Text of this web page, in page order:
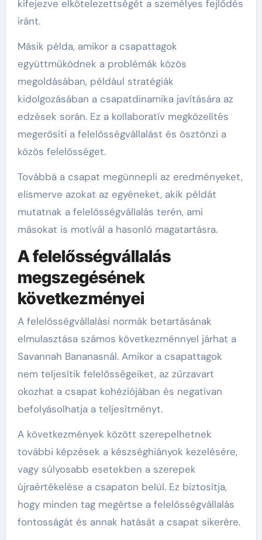
kifejezve elkötelezettségét a személyes fejlődés
iránt.
Másik példa, amikor a csapattagok
együttműködnek a problémák közös
megoldásában, például stratégiák
kidolgozásában a csapatdinamika javítására az
edzések során. Ez a kollaboratív megközelítés
megerősíti a felelősségvállalást és ösztönzi a
közös felelősséget.
Továbbá a csapat megünnepli az eredményeket,
elismerve azokat az egyéneket, akik példát
mutatnak a felelősségvállalás terén, ami
másokat is motivál a hasonló magatartásra.
A felelősségvállalás
megszegésének
következményei
A felelősségvállalási normák betartásának
elmulasztása számos következménnyel járhat a
Savannah Bananasnál. Amikor a csapattagok
nem teljesítik felelősségeiket, az zűrzavart
okozhat a csapat kohéziójában és negatívan
befolyásolhatja a teljesítményt.
A következmények között szerepelhetnek
további képzések a készséghiányok kezelésére,
vagy súlyosabb esetekben a szerepek
újraértékelése a csapaton belül. Ez biztosítja,
hogy minden tag megértse a felelősségvállalás
fontosságát és annak hatását a csapat sikerére.